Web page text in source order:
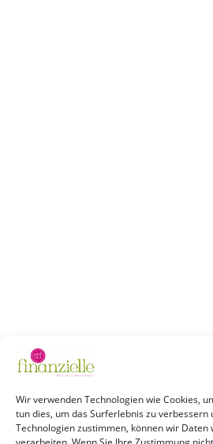
Wir verwenden Technologien wie Cookies,
tun dies, um das Surferlebnis zu
Technologien zustimmen, können wir